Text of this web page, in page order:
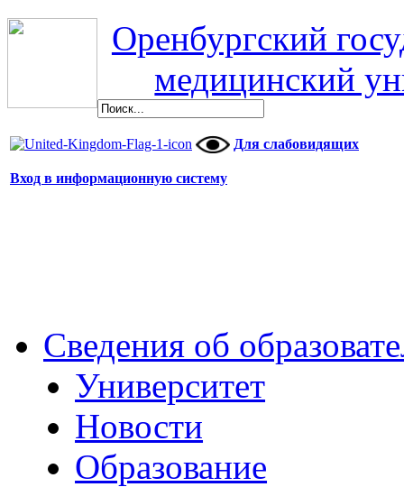
Оренбургский
медицинский
Для слабовидящих
Вход в информационную систему
Сведения об
Университет
Новости
Образование